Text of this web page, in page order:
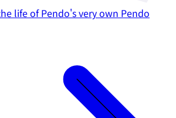
life of Pendo's very own Pendo